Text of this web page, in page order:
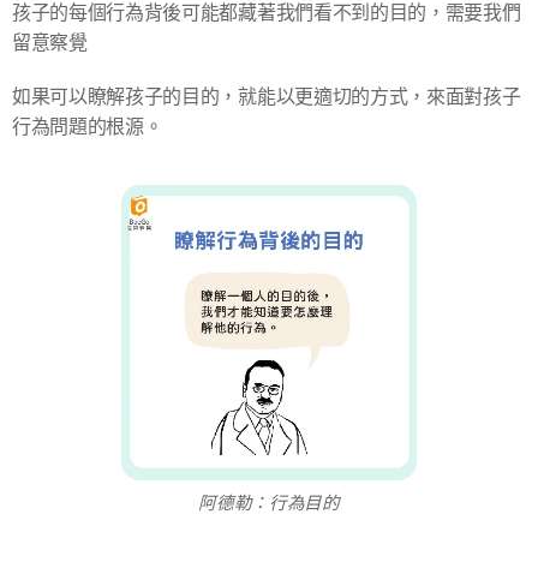
孩子的每個行為背後可能都藏著我們看不到的目的，需要我們
留意察覺🔍
如果可以瞭解孩子的目的，就能以更適切的方式，來面對孩子
行為問題的根源。
阿德勒：行為目的